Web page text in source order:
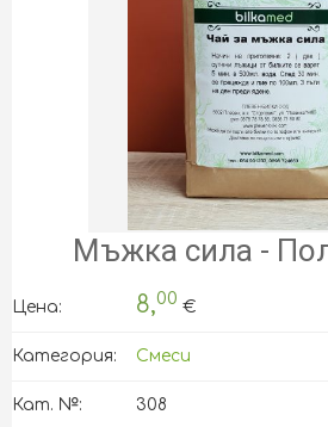
Мъжка сила -
Цена: 8,00 €
Категория: Смеси
Кат. №: 308